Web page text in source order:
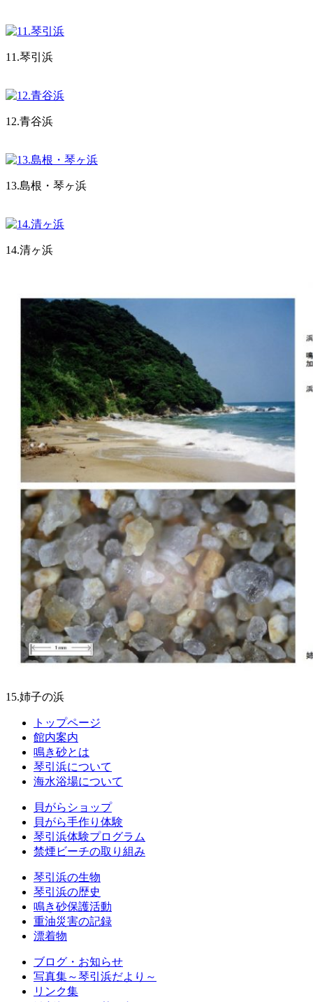
11.琴引浜
12.青谷浜
13.島根・琴ヶ浜
14.清ヶ浜
15.姉子の浜
トップページ
館内案内
鳴き砂とは
琴引浜について
海水浴場について
貝がらショップ
貝がら手作り体験
琴引浜体験プログラム
禁煙ビーチの取り組み
琴引浜の生物
琴引浜の歴史
鳴き砂保護活動
重油災害の記録
漂着物
ブログ・お知らせ
写真集～琴引浜だより～
リンク集